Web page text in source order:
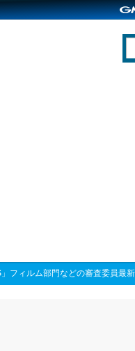
フィルム部門などの審査委員最